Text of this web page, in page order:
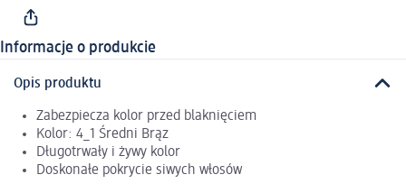
Informacje o produkcie
Opis produktu
Zabezpiecza kolor przed blaknięciem
Kolor: 4_1 Średni Brąz
Długotrwały i żywy kolor
Doskonałe pokrycie siwych włosów